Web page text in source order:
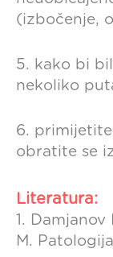
(izbočenje,
5. kako bi
nekoliko
6.
obratite se
Literatura:
1. Damjanov
M. Patologija